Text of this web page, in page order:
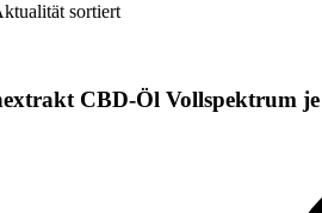
sortiert
CBD-Öl Vollspektrum